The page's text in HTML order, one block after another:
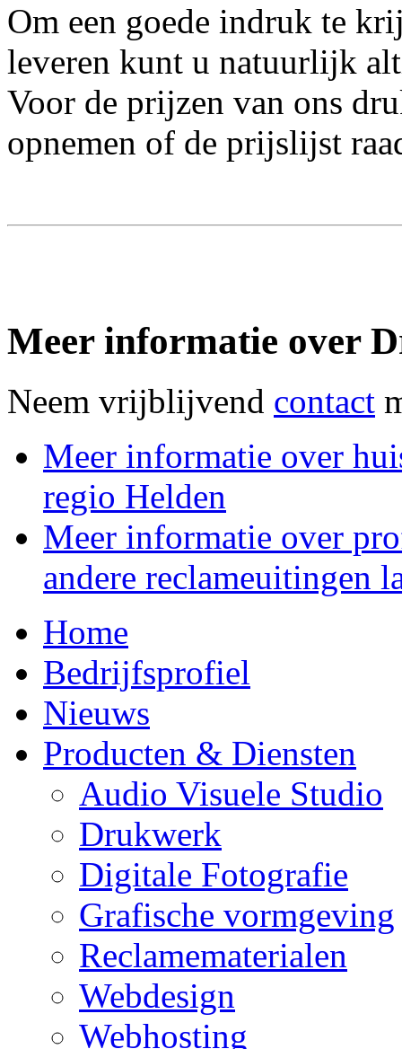
Om een goede indruk te
leveren kunt u natuurlijk
Voor de prijzen van ons
opnemen of de prijslijst
Meer informatie over
Neem vrijblijvend contact
Meer informatie over
regio Helden
Meer informatie over
andere reclameuitingen
Home
Bedrijfsprofiel
Nieuws
Producten & Diensten
Audio Visuele Studio
Drukwerk
Digitale Fotografie
Grafische vormgeving
Reclamematerialen
Webdesign
Webhosting